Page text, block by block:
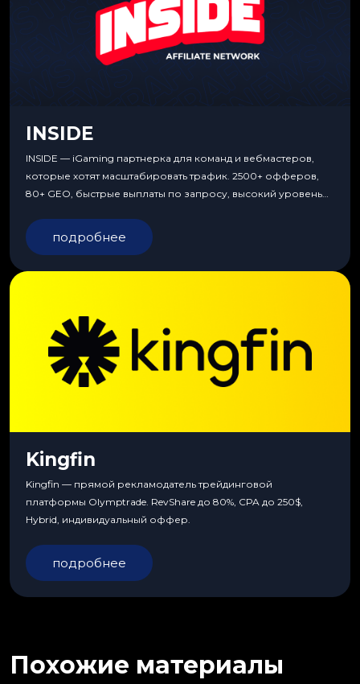
INSIDE
INSIDE — iGaming партнерка для команд и вебмастеров,
которые хотят масштабировать трафик. 2500+ офферов,
80+ GEO, быстрые выплаты по запросу, высокий уровень
подробнее
Kingfin
Kingfin — прямой рекламодатель трейдинговой
платформы Olymptrade. RevShare до 80%, CPA до 250$,
Hybrid, индивидуальный оффер.
подробнее
Похожие материалы